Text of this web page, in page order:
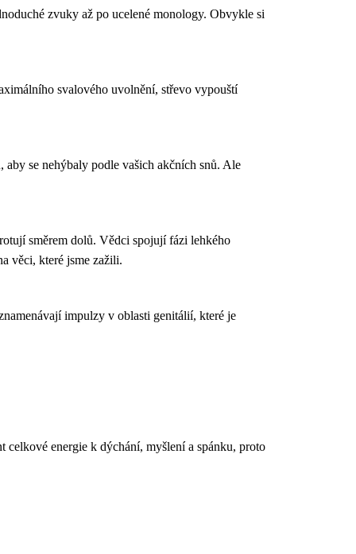
zvuky až po ucelené monology. Obvykle si
svalového uvolnění, střevo vypouští
se nehýbaly podle vašich akčních snů. Ale
směrem dolů. Vědci spojují fázi lehkého
věci, které jsme zažili.
impulzy v oblasti genitálií, které je
celkové energie k dýchání, myšlení a spánku, proto